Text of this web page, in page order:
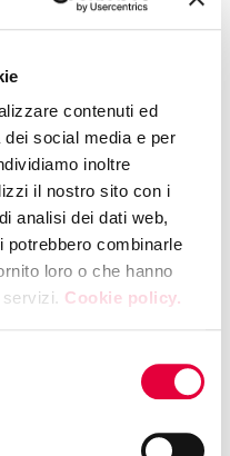
contenuti ed
social media e per
inoltre
il nostro sito con i
analisi dei dati web,
potrebbero combinarle
loro o che hanno
Cookie policy.
live drawings